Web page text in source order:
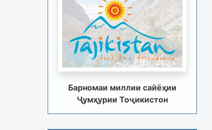
Барномаи миллии сайёҳии
Ҷумҳурии Тоҷикистон